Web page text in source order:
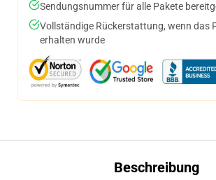
Sendungsnummer für alle Pakete
Vollständige Rückerstattung, wenn das
erhalten wurde
Beschreibung